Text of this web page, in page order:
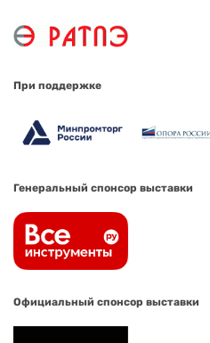
При поддержке
Генеральный спонсор выставки
Официальный спонсор выставки